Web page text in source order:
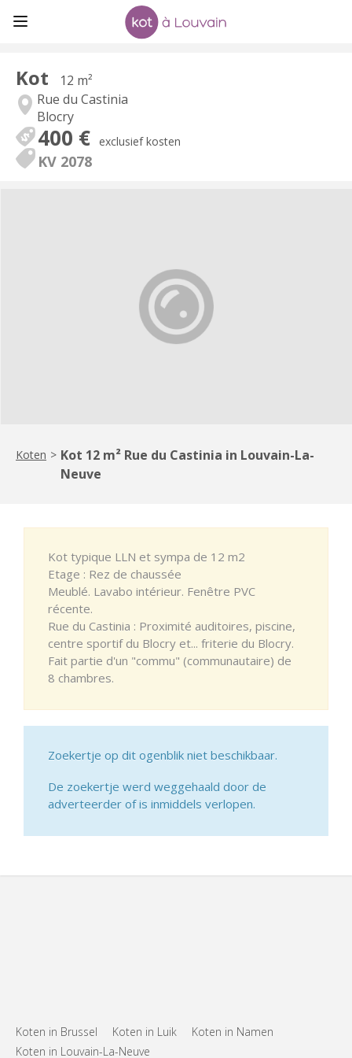
Kot
12 m²
Rue du Castinia
Blocry
400 € exclusief kosten
KV 2078
Koten > Kot 12 m² Rue du Castinia in Louvain-La-
Neuve
Kot typique LLN et sympa de 12 m2
Etage : Rez de chaussée
Meublé. Lavabo intérieur. Fenêtre PVC
récente.
Rue du Castinia : Proximité auditoires, piscine,
centre sportif du Blocry et... friterie du Blocry.
Fait partie d'un "commu" (communautaire) de
8 chambres.
Zoekertje op dit ogenblik niet beschikbaar.
De zoekertje werd weggehaald door de
adverteerder of is inmiddels verlopen.
Koten in Brussel Koten in Luik
Koten in Namen
Koten in Louvain-La-Neuve